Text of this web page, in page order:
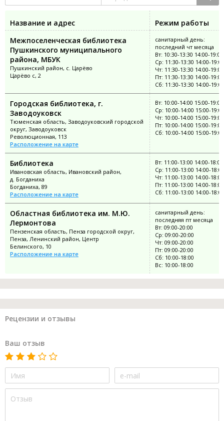
Название и адрес
Режим работы
Межпоселенческая библиотека
Пушкинского муниципального
района, МБУК
Пушкинский район, с. Царёво
Царёво с, 2
санитарный день:
последний чт месяца
Вт: 10:30-13:30 14:00-19:00
Ср: 11:30-13:30 14:00-19:00
Чт: 11:30-13:30 14:00-19:00
Пт: 11:30-13:30 14:00-19:00
Сб: 11:30-13:30 14:00-19:00
Городская библиотека, г.
Заводоуковск
Тюменская область, Заводоуковский городской
округ, Заводоуковск
Революционная, 113
Расположение на карте
Вт: 10:00-14:00 15:00-19:00
Ср: 10:00-14:00 15:00-19:00
Чт: 10:00-14:00 15:00-19:00
Пт: 10:00-14:00 15:00-19:00
Сб: 10:00-14:00 15:00-19:00
Библиотека
Ивановская область, Ивановский район,
д. Богданиха
Богданиха, 89
Расположение на карте
Вт: 11:00-13:00 14:00-18:00
Ср: 11:00-13:00 14:00-18:00
Чт: 11:00-13:00 14:00-18:00
Пт: 11:00-13:00 14:00-18:00
Сб: 11:00-13:00 14:00-18:00
Областная библиотека им. М.Ю.
Лермонтова
Пензенская область, Пенза городской округ,
Пенза, Ленинский район, Центр
Белинского, 10
Расположение на карте
санитарный день:
последняя пт месяца
Вт: 09:00-20:00
Ср: 09:00-20:00
Чт: 09:00-20:00
Пт: 09:00-20:00
Сб: 10:00-18:00
Вс: 10:00-18:00
Рецензии и отзывы
Ваш отзыв